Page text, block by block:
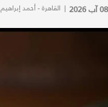
08 آب 2026 | القاهرة - أحمد إبراهيم